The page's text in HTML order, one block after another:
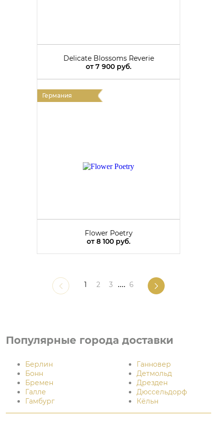
Delicate Blossoms Reverie
от7 900 руб.
Германия
Flower Poetry
от8 100 руб.
1 2 3 .... 6
Популярные города доставки
Берлин
Бонн
Бремен
Галле
Гамбург
Ганновер
Детмольд
Дрезден
Дюссельдорф
Кёльн